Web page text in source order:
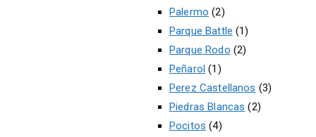
Palermo (2)
Parque Battle (1)
Parque Rodo (2)
Peñarol (1)
Perez Castellanos (3)
Piedras Blancas (2)
Pocitos (4)